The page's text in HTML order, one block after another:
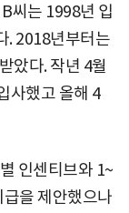
씨는 1998년 입
. 2018년부터는
았다. 작년 4월
사했고 올해 4
인센티브와 1~
을 제안했으나